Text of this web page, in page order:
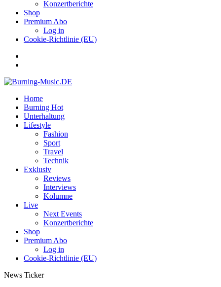
Konzertberichte
Shop
Premium Abo
Log in
Cookie-Richtlinie (EU)
Home
Burning Hot
Unterhaltung
Lifestyle
Fashion
Sport
Travel
Technik
Exklusiv
Reviews
Interviews
Kolumne
Live
Next Events
Konzertberichte
Shop
Premium Abo
Log in
Cookie-Richtlinie (EU)
News Ticker